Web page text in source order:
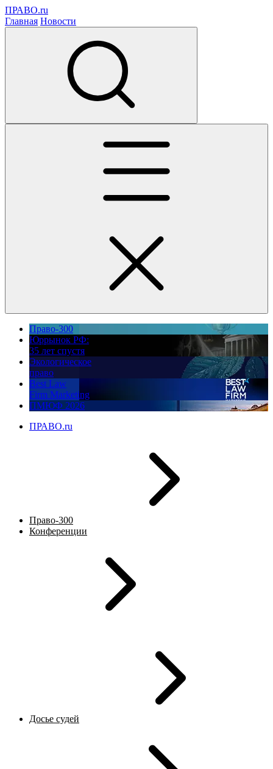
ПРАВО.ru
Главная Новости
Право-300
Юррынок РФ:
35 лет спустя
Экологическое
право
Best Law
Firm Marketing
ПМЮФ 2026
ПРАВО.ru
Право-300
Конференции
Досье судей